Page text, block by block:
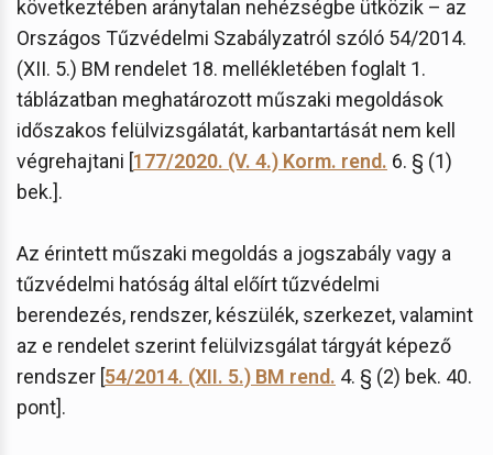
következtében aránytalan nehézségbe ütközik – az
Országos Tűzvédelmi Szabályzatról szóló 54/2014.
(XII. 5.) BM rendelet 18. mellékletében foglalt 1.
táblázatban meghatározott műszaki megoldások
időszakos felülvizsgálatát, karbantartását nem kell
végrehajtani [177/2020. (V. 4.) Korm. rend. 6. § (1)
bek.].
Az érintett műszaki megoldás a jogszabály vagy a
tűzvédelmi hatóság által előírt tűzvédelmi
berendezés, rendszer, készülék, szerkezet, valamint
az e rendelet szerint felülvizsgálat tárgyát képező
rendszer [54/2014. (XII. 5.) BM rend. 4. § (2) bek. 40.
pont].